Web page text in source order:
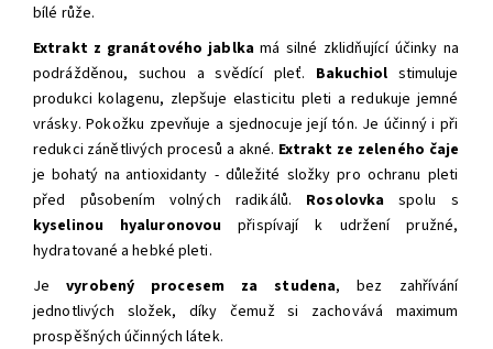
bílé růže.
Extrakt z granátového jablkamá silné zklidňující účinky na
podrážděnou, suchou a svědící pleť. Bakuchiol stimuluje
produkci kolagenu, zlepšuje elasticitu pleti a redukuje jemné
vrásky. Pokožku zpevňuje a sjednocuje její tón. Je účinný i při
redukci zánětlivých procesů a akné. Extrakt ze zeleného čaje
je bohatý na antioxidanty - důležité složky pro ochranu pleti
před působením volných radikálů. Rosolovkaspolu s
kyselinou hyaluronovoupřispívají k udržení pružné,
hydratované a hebké pleti.
Jevyrobený procesem za studena, bez zahřívání
jednotlivých složek, díky čemuž si zachovává maximum
prospěšných účinných látek.